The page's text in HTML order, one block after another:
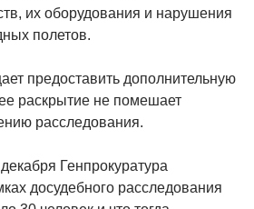
их оборудования и нарушения
полетов.
предоставить дополнительную
раскрытие не помешает
расследования.
Генпрокуратура
досудебного расследования